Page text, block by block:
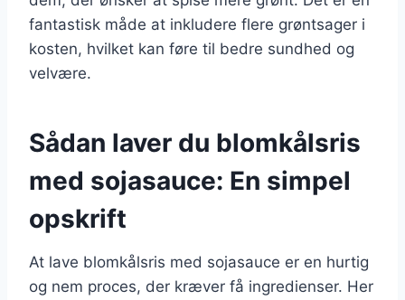
fantastisk måde at inkludere flere grøntsager i
kosten, hvilket kan føre til bedre sundhed og
velvære.
Sådan laver du blomkålsris
med sojasauce: En simpel
opskrift
At lave blomkålsris med sojasauce er en hurtig
og nem proces, der kræver få ingredienser. Her